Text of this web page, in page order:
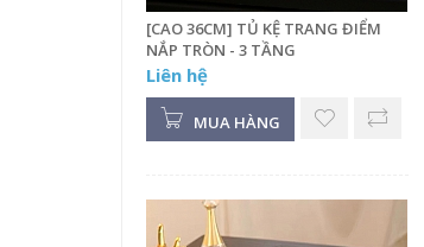
[CAO 36CM] TỦ KỆ TRANG ĐIỂM
NẮP TRÒN - 3 TẦNG
Liên hệ
MUA HÀNG